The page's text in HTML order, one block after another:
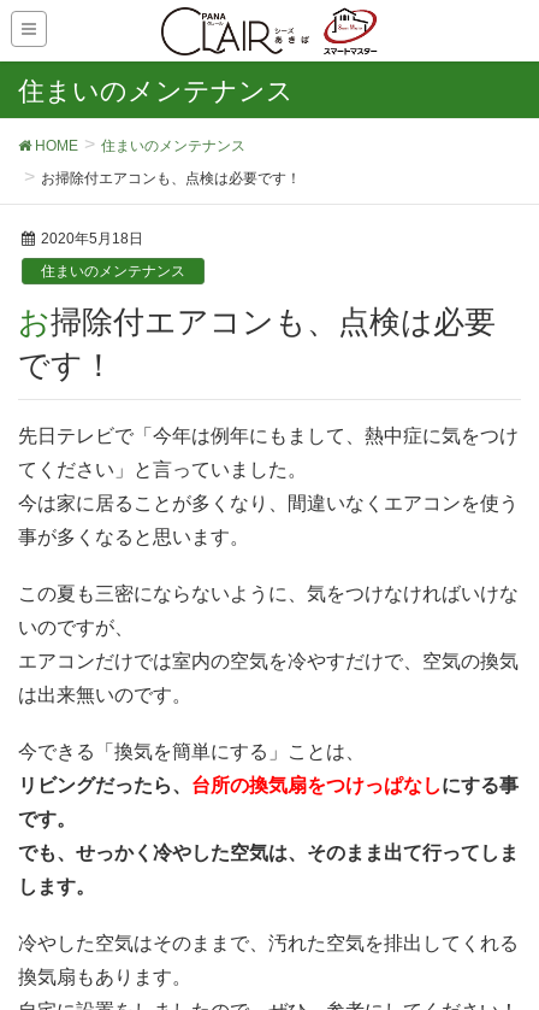
住まいのメンテナンス
HOME
住まいのメンテナンス
お掃除付エアコンも、点検は必要です！
2020年5月18日
住まいのメンテナンス
お掃除付エアコンも、点検は必要
です！
先日テレビで「今年は例年にもまして、熱中症に気をつけ
てください」と言っていました。
今は家に居ることが多くなり、間違いなくエアコンを使う
事が多くなると思います。
この夏も三密にならないように、気をつけなければいけな
いのですが、
エアコンだけでは室内の空気を冷やすだけで、空気の換気
は出来無いのです。
今できる「換気を簡単にする」ことは、
リビングだったら、 台所の換気扇をつけっぱなしにする事
です。
でも、せっかく冷やした空気は、そのまま出て行ってしま
します。
冷やした空気はそのままで、汚れた空気を排出してくれる
換気扇もあります。